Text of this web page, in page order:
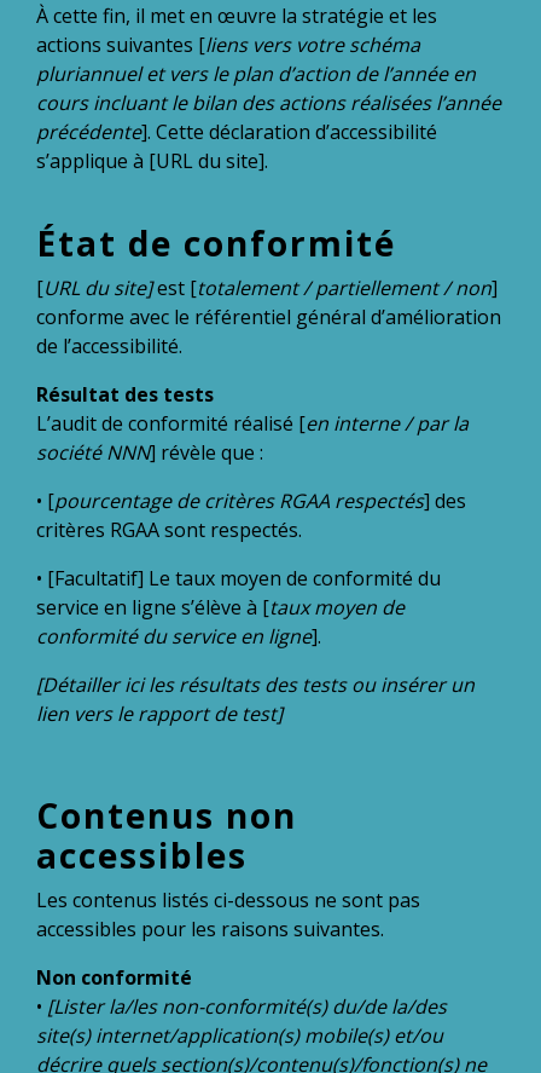
À cette fin, il met en œuvre la stratégie et les
actions suivantes [liens vers votre schéma
pluriannuel et vers le plan d’action de l’année en
cours incluant le bilan des actions réalisées l’année
précédente]. Cette déclaration d’accessibilité
s’applique à [URL du site].
État de conformité
[URL du site]est [totalement / partiellement / non]
conforme avec le référentiel général d’amélioration
de l’accessibilité.
Résultat des tests
L’audit de conformité réalisé [en interne / par la
société NNN] révèle que :
• [pourcentage de critères RGAA respectés] des
critères RGAA sont respectés.
• [Facultatif] Le taux moyen de conformité du
service en ligne s’élève à [taux moyen de
conformité du service en ligne].
[Détailler ici les résultats des tests ou insérer un
lien vers le rapport de test]
Contenus non
accessibles
Les contenus listés ci-dessous ne sont pas
accessibles pour les raisons suivantes.
Non conformité
• [Lister la/les non-conformité(s) du/de la/des
site(s) internet/application(s) mobile(s) et/ou
décrire quels section(s)/contenu(s)/fonction(s) ne